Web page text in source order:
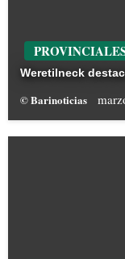
Weretilneck
© Barinoticias